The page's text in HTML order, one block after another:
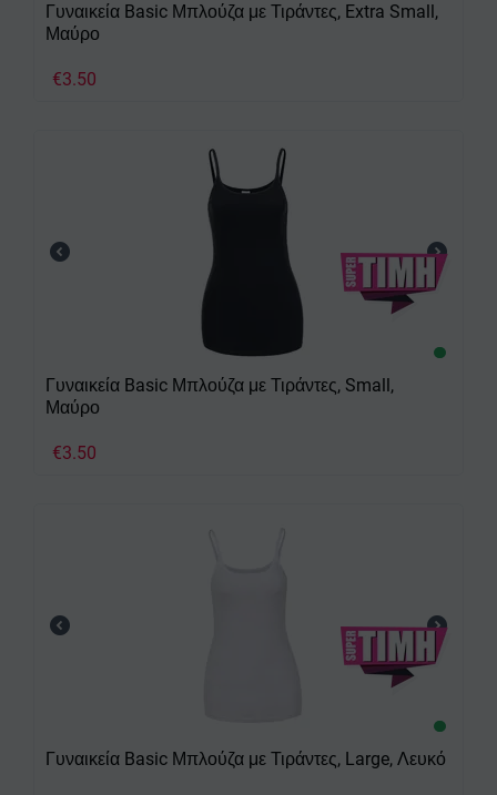
Γυναικεία Basic Μπλούζα με Τιράντες, Extra Small,
Μαύρο
€3.50
Γυναικεία Basic Μπλούζα με Τιράντες, Small,
Μαύρο
€3.50
Γυναικεία Basic Μπλούζα με Τιράντες, Large, Λευκό